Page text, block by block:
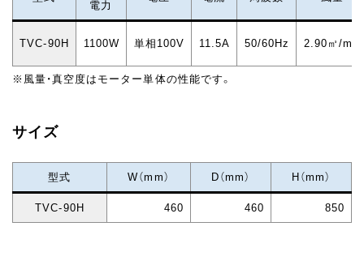
電力
TVC-90H 1100W 単相100V 11.5A 50/60Hz 2.90㎥/min
※風量・真空度はモーター単体の性能です。
サイズ
型式 W（mm） D（mm） H（mm）
TVC-90H 460 460 850